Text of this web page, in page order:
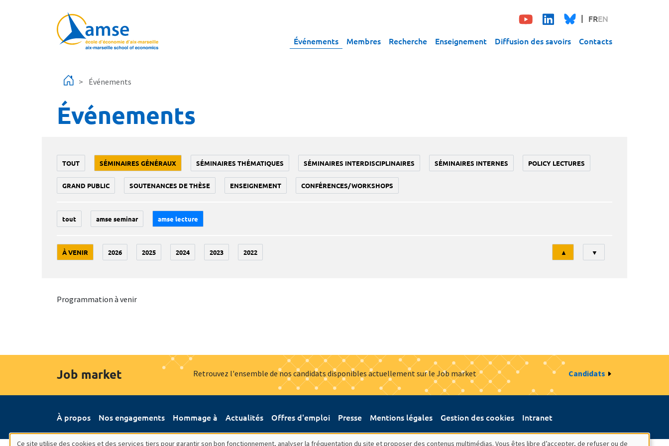
FREN
Événements Membres Recherche Enseignement Diffusion des savoirs Contacts
Événements
Événements
TOUT SÉMINAIRES GÉNÉRAUX SÉMINAIRES THÉMATIQUES SÉMINAIRES INTERDISCIPLINAIRES SÉMINAIRES INTERNES POLICY LECTURES
GRAND PUBLIC SOUTENANCES DE THÈSE ENSEIGNEMENT CONFÉRENCES/WORKSHOPS
tout amse seminar amse lecture
À VENIR 2026 2025 2024 2023 2022
Tri
▲ ▼
Programmation à venir
Job market Retrouvez l'ensemble de nos candidats disponibles actuellement sur le Job market Candidats
À propos Nos engagements Hommage à Actualités Offres d'emploi Presse Mentions légales Gestion des cookies Intranet
Ce site utilise des cookies et des services tiers pour garantir son bon fonctionnement, analyser la fréquentation du site et proposer des contenus multimédias. Vous êtes libre d’accepter, de refuser ou de